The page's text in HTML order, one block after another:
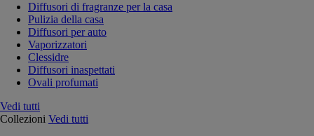
Diffusori di fragranze per la casa
Pulizia della casa
Diffusori per auto
Vaporizzatori
Clessidre
Diffusori inaspettati
Ovali profumati
Vedi tutti
Collezioni Vedi tutti